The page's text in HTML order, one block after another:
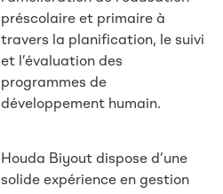
préscolaire et primaire à
travers la planification, le suivi
et l’évaluation des
programmes de
développement humain.
Houda Biyout dispose d’une
solide expérience en gestion